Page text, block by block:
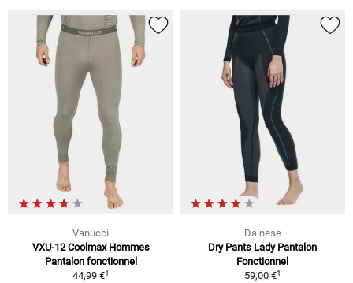
Vanucci
VXU-12 Coolmax Hommes
Pantalon fonctionnel
44,99 €1
Dainese
Dry Pants Lady Pantalon
Fonctionnel
59,00 €1